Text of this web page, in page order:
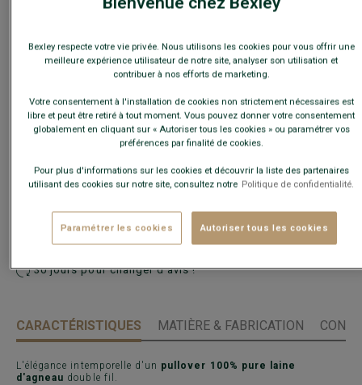
Guide des tailles
− + AJOUTER AU PANIER
Voir la disponibilité en magasin
(commandez avant 14h)
30 jours pour changer d'avis !
CARACTÉRISTIQUES MATIÈRE & FABRICATION
L'élégance intemporelle d'un pullover 100% pure laine
d'agneau double fil.
Bexley respecte votre vie privée. Nous utilisons les cookies pour vous offrir une
meilleure expérience utilisateur de notre site, analyser son utilisation et
contribuer à nos efforts de marketing.
Votre consentement à l'installation de cookies non strictement nécessaires est
libre et peut être retiré à tout moment. Vous pouvez donner votre consentement
globalement en cliquant sur « Autoriser tous les cookies » ou paramétrer vos
préférences par finalité de cookies.
Pour plus d'informations sur les cookies et découvrir la liste des partenaires
utilisant des cookies sur notre site, consultez notre Politique de confidentialité.
Paramétrer les cookies Autoriser tous les cookies